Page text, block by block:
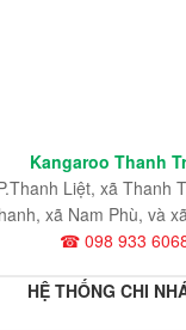
Kangaroo Thanh
Liệt, xã Thanh
xã Nam Phù, và
☎ 098 933
HỆ THỐNG CHI